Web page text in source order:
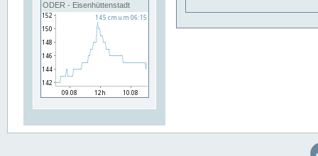
ODER - Eisenhüttenstadt